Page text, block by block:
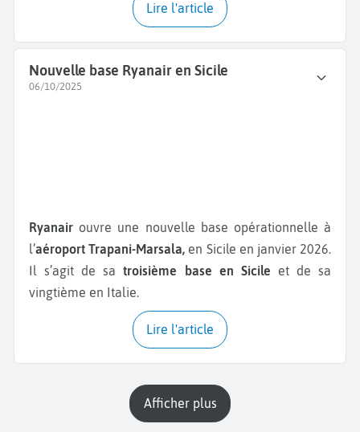
Lire l'article
Nouvelle base Ryanair en Sicile
06/10/2025
Ryanair ouvre une nouvelle base opérationnelle à
l’aéroport Trapani-Marsala, en Sicile en janvier 2026.
Il s’agit de satroisième base en Sicile et de sa
vingtième en Italie.
Lire l'article
Afficher plus